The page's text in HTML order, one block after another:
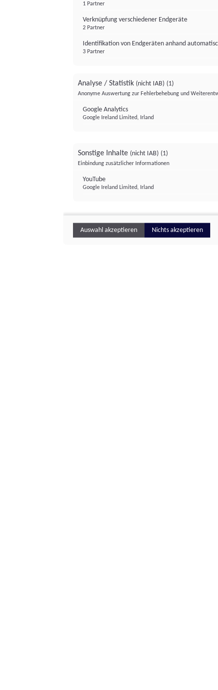
1 Partner
Verknüpfung verschiedener Endgeräte
2 Partner
Identifikation von Endgeräten anhand
3 Partner
Analyse / Statistik (nicht IAB) (1)
Anonyme Auswertung zur Fehlerbehebung und
Google Analytics
Google Ireland Limited, Irland
Sonstige Inhalte (nicht IAB) (1)
Einbindung zusätzlicher Informationen
YouTube
Google Ireland Limited, Irland
Auswahl akzeptieren Nichts akzeptieren